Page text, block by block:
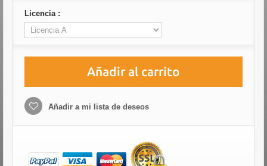
Licencia :
Añadir al carrito
Añadir a mi lista de deseos